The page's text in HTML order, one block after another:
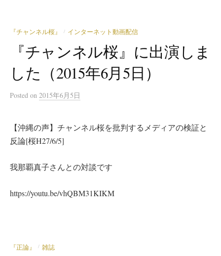
『チャンネル桜』 / インターネット動画配信
『チャンネル桜』に出演しま
した（2015年6月5日）
Posted on 2015年6月5日
【沖縄の声】チャンネル桜を批判するメディアの検証と
反論[桜H27/6/5]
我那覇真子さんとの対談です
https://youtu.be/vhQBM31KIKM
『正論』 / 雑誌